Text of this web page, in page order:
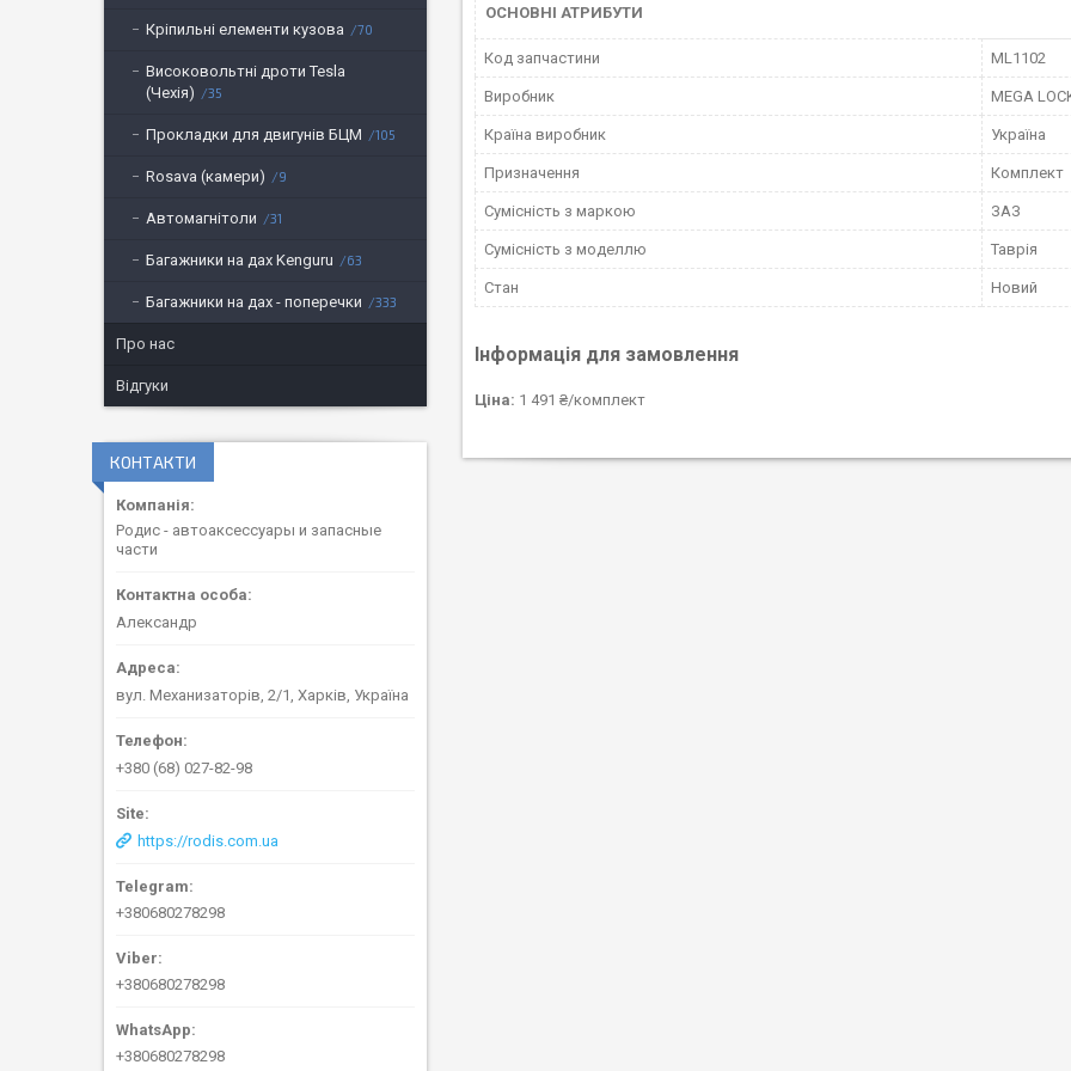
ОСНОВНІ АТРИБУТИ
Код запчастини ML1102
Виробник MEGA
Країна виробник Україна
Призначення Комплект
Сумісність з маркою ЗАЗ
Сумісність з моделлю Таврія
Стан Новий
Інформація для замовлення
Ціна: 1 491 ₴/комплект
Кріпильні елементи кузова 70
Високовольтні дроти Tesla
(Чехія)
35
Прокладки для двигунів БЦМ 105
Rosava (камери) 9
Автомагнітоли 31
Багажники на дах Kenguru 63
Багажники на дах - поперечки 333
Про нас
Відгуки
КОНТАКТИ
Родис - автоаксессуары и запасные
части
Александр
вул. Механизаторів, 2/1, Харків, Україна
+380 (68) 027-82-98
https://rodis.com.ua
+380680278298
+380680278298
+380680278298